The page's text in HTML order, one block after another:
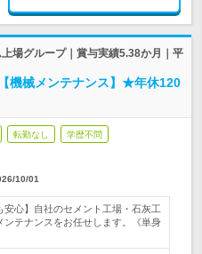
場グループ｜賞与実績5.38か月｜平
機械メンテナンス】★年休120
転勤なし 学歴不問
10/01
安心】自社のセメント工場・石灰工
ンテナンスをお任せします。《単身